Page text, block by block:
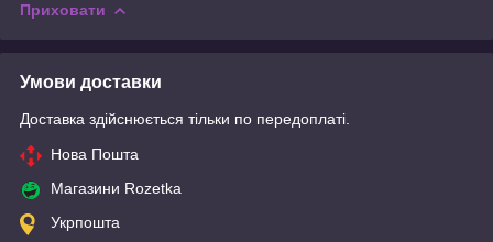
Приховати
Умови доставки
Доставка здійснюється тільки по передоплаті.
Нова Пошта
Магазини Rozetka
Укрпошта